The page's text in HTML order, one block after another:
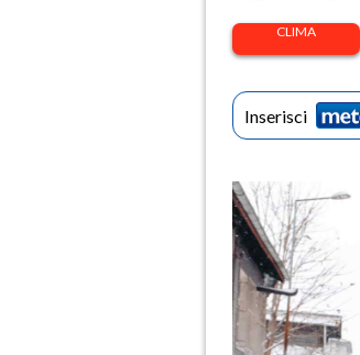
CLIMA
Inserisci